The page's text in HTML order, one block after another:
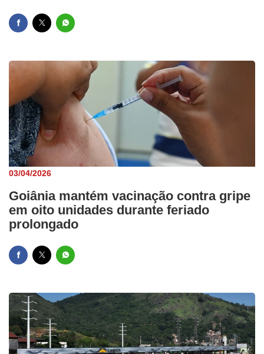
03/04/2026
Goiânia mantém vacinação contra gripe
em oito unidades durante feriado
prolongado